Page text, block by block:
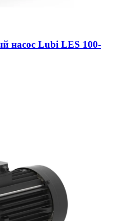
насос Lubi LES 100-